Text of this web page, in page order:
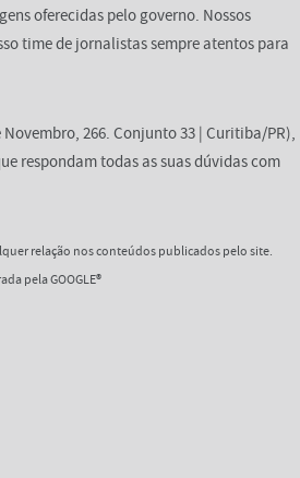
oferecidas pelo governo. Nossos
time de jornalistas sempre atentos para
Novembro, 266. Conjunto 33 | Curitiba/PR),
respondam todas as suas dúvidas com
relação nos conteúdos publicados pelo site.
pela GOOGLE®